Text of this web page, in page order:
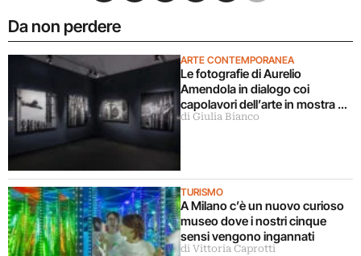
Da non perdere
ARTE CONTEMPORANEA
Le fotografie di Aurelio
Amendola in dialogo coi
capolavori dell’arte in mostra a
Milano
di Giulia Bianco
TURISMO
A Milano c’è un nuovo curioso
museo dove i nostri cinque
sensi vengono ingannati
di Vittoria Caprotti